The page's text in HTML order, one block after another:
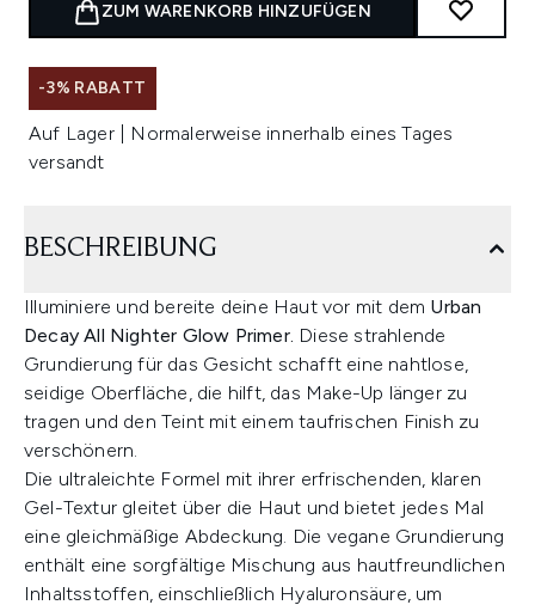
ZUM WARENKORB HINZUFÜGEN
-3% RABATT
Auf Lager | Normalerweise innerhalb eines Tages
versandt
BESCHREIBUNG
Illuminiere und bereite deine Haut vor mit dem Urban
Decay All Nighter Glow Primer. Diese strahlende
Grundierung für das Gesicht schafft eine nahtlose,
seidige Oberfläche, die hilft, das Make-Up länger zu
tragen und den Teint mit einem taufrischen Finish zu
verschönern.
Die ultraleichte Formel mit ihrer erfrischenden, klaren
Gel-Textur gleitet über die Haut und bietet jedes Mal
eine gleichmäßige Abdeckung. Die vegane Grundierung
enthält eine sorgfältige Mischung aus hautfreundlichen
Inhaltsstoffen, einschließlich Hyaluronsäure, um